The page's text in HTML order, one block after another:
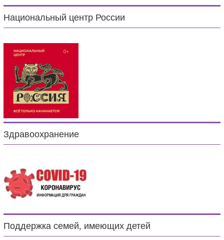
Национальный центр России
Здравоохранение
Поддержка семей, имеющих детей